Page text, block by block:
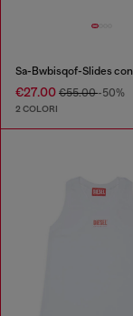
€27.00 €55.00-50%
2 COLORI